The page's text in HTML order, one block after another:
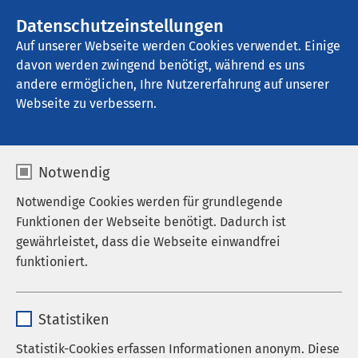
Datenschutzeinstellungen
Auf unserer Webseite werden Cookies verwendet. Einige
davon werden zwingend benötigt, während es uns
andere ermöglichen, Ihre Nutzererfahrung auf unserer
Webseite zu verbessern.
Notwendig
Notwendige Cookies werden für grundlegende
Funktionen der Webseite benötigt. Dadurch ist
gewährleistet, dass die Webseite einwandfrei
funktioniert.
Anbieter sgalinski
Statistiken
Statistik-Cookies erfassen Informationen anonym. Diese
AMEOS Klinikum Seepark Geestland
06.07.2018 AMEOS Klinikum Seepark Geestland
Kooperation des AMEOS